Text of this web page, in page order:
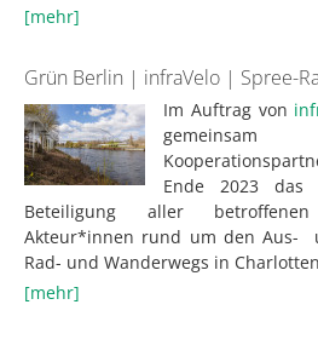
[mehr]
Grün Berlin | infraVelo | Spree-
Im Auftrag von
Ende 2023 das
Beteiligung aller
Akteur*innen rund um den Aus-
Rad- und Wanderwegs in
[mehr]